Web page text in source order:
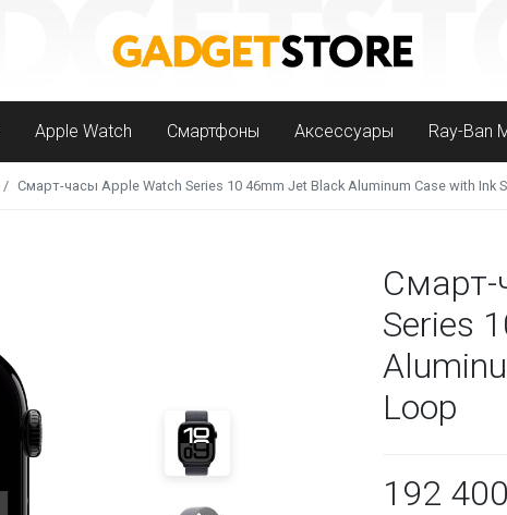
Apple Watch Смартфоны Аксессуары Ray-Ban
Смарт-часы Apple Watch Series 10 46mm Jet Black Aluminum Case with Ink
Смарт-
Series
Loop
192